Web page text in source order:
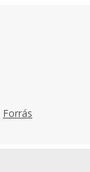
Forrás